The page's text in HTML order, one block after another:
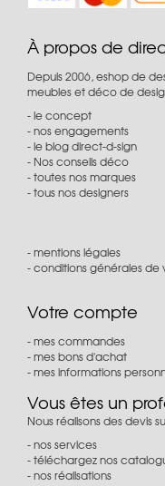
À propos de
Depuis 2006, eshop de
meubles et déco de
le concept
nos engagements
le blog direct-d-sign
Nos conseils déco
toutes nos marques
tous nos designers
mentions légales
conditions générales de
Votre compte
mes commandes
mes bons d'achat
mes informations
Vous êtes un
Nous réalisons des devis
nos services
téléchargez nos
nos réalisations